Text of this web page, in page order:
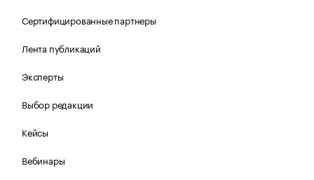
Сертифицированные партнеры
Лента публикаций
Эксперты
Выбор редакции
Кейсы
Вебинары